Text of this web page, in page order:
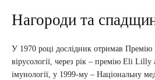
Нагороди та
У 1970 році дослідник отримав Премію
вірусології, через рік – премію Eli Lilly
імунології, у 1999-му – Національну